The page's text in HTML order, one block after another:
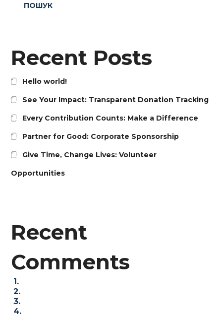
ПОШУК
Recent Posts
Hello world!
See Your Impact: Transparent Donation Tracking
Every Contribution Counts: Make a Difference
Partner for Good: Corporate Sponsorship
Give Time, Change Lives: Volunteer
Opportunities
Recent
Comments